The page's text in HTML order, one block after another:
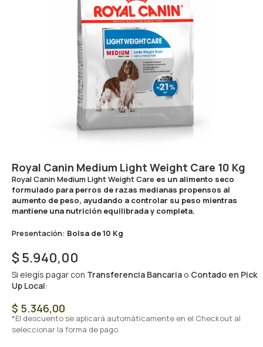
Royal Canin Medium Light Weight Care 10 Kg
Royal Canin Medium Light Weight Care es un alimento seco
formulado para perros de razas medianas propensos al
aumento de peso, ayudando a controlar su peso mientras
mantiene una nutrición equilibrada y completa.
Presentación: Bolsa de 10 Kg
$5.940,00
Si elegís pagar con Transferencia Bancaria o Contado en Pick
Up Local:
$ 5.346,00
*El descuento se aplicará automáticamente en el Checkout al
seleccionar la forma de pago.